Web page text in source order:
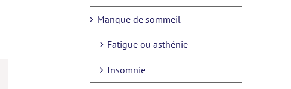
Manque de sommeil
Fatigue ou asthénie
Insomnie